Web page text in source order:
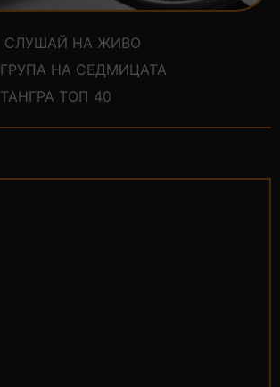
СЛУШАЙ НА ЖИВО
ГРУПА НА СЕДМИЦАТА
ТАНГРА ТОП 40